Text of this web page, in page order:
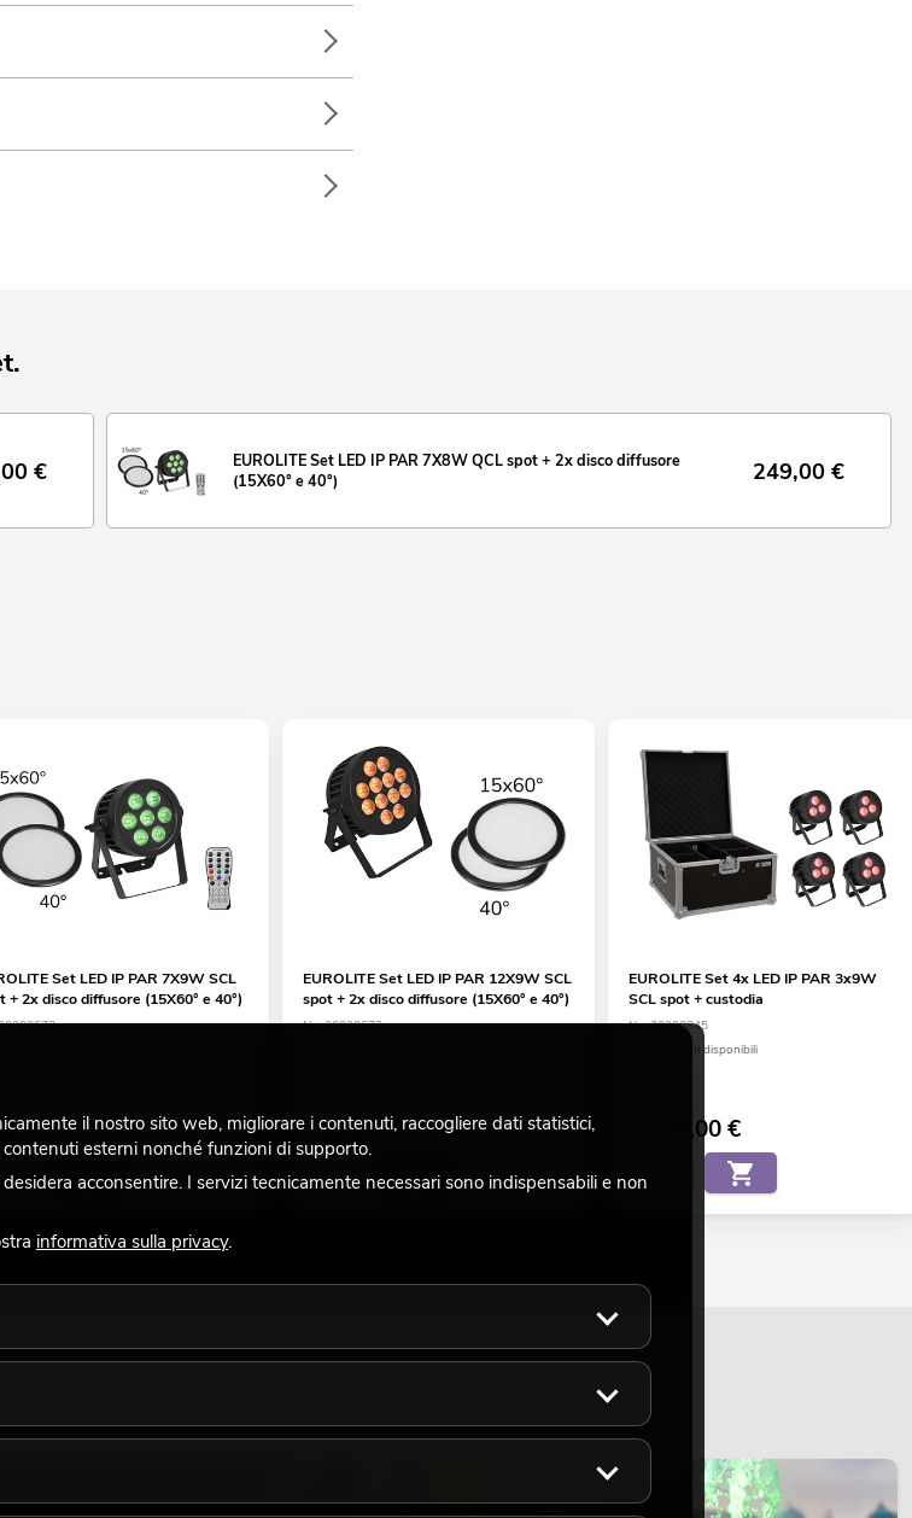
€
EUROLITE Set LED IP PAR 7X8W QCL spot + 2x disco diffusore
(15X60° e 40°)
249,00 €
Set LED IP PAR 7X9W SCL
+ 2x disco diffusore (15X60° e 40°)
€
EUROLITE Set LED IP PAR 12X9W SCL
spot + 2x disco diffusore (15X60° e 40°)
No. 20000673
449,00€
EUROLITE Set 4x LED IP PAR 3x9W
SCL spot + custodia
No. 20000845
solo pochi disponibili
1.079,00€
il nostro sito web, migliorare i contenuti, raccogliere dati statistici,
esterni nonché funzioni di supporto.
acconsentire. I servizi tecnicamente necessari sono indispensabili e non
informativa sulla privacy.